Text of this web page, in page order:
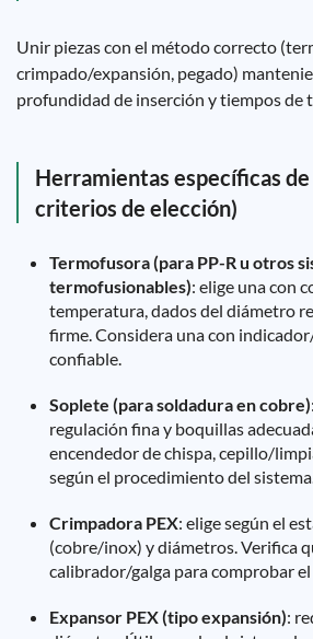
Unir piezas con el método correcto
crimpado/expansión, pegado)
profundidad de inserción y tiempos de
Herramientas específicas
criterios de elección)
Termofusora (para PP-R u otros
termofusionables): elige una con
temperatura, dados del diámetro
firme. Considera una con
confiable.
Soplete (para soldadura en cobre)
regulación fina y boquillas
encendedor de chispa, cepillo/
según el procedimiento del
Crimpadora PEX: elige según el
(cobre/inox) y diámetros. Verifica
calibrador/galga para comprobar
Expansor PEX (tipo expansión):